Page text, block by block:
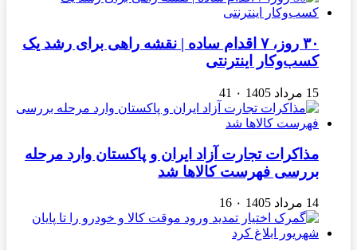
۳۰ روز، ۷ اقدام ساده | نقشه راهی برای رشد یک
کسب‌وکار اینترنتی
15 مرداد 1405 ۰ 41
مذاکرات تجارت آزاد ایران و پاکستان وارد مرحله
بررسی فهرست کالاها شد
14 مرداد 1405 ۰ 16